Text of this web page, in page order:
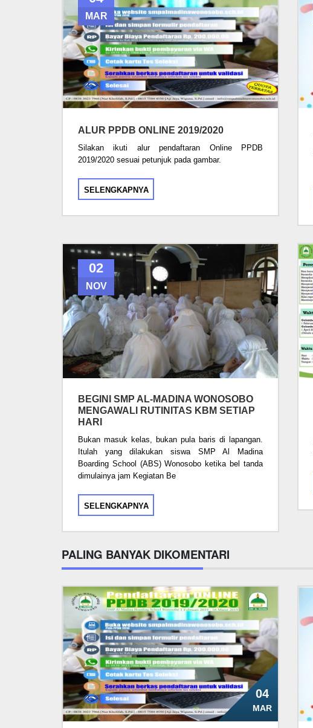
MAR
ALUR PPDB ONLINE 2019/2020
Silakan ikuti alur pendaftaran Online PPDB
2019/2020 sesuai petunjuk pada gambar.
SELENGKAPNYA
02
NOV
BEGINI SMP AL-MADINA WONOSOBO
MENGAWALI RUTINITAS KBM SETIAP
HARI
Bukan masuk kelas, bukan pula baris di lapangan.
Itulah yang dilakukan siswa SMP Al Madina
Boarding School (ABS) Wonosobo ketika bel tanda
dimulainya jam Kegiatan Be
SELENGKAPNYA
PALING BANYAK DIKOMENTARI
04
MAR